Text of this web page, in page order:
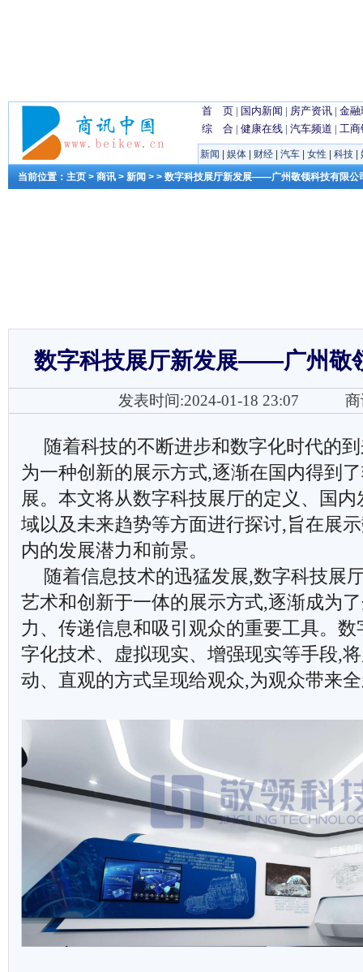
首 页 | 国内新闻 | 房产资讯 | 金融
综 合 | 健康在线 | 汽车频道 | 工商
新闻 娱体 财经 汽车 女性 科技
当前位置： 主页 > 商讯 > 新闻 > > 数字科技展厅新发展——广州敬领科技有限公
数字科技展厅新发展——广州敬
发表时间:2024-01-18 23:07
随着科技的不断进步和数字化时代的
为一种创新的展示方式,逐渐在国内得到
展。本文将从数字科技展厅的定义、国
域以及未来趋势等方面进行探讨,旨在展
内的发展潜力和前景。
随着信息技术的迅猛发展,数字科技展
艺术和创新于一体的展示方式,逐渐成为
力、传递信息和吸引观众的重要工具。
字化技术、虚拟现实、增强现实等手段,
动、直观的方式呈现给观众,为观众带来